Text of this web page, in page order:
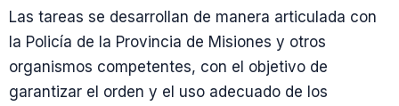
Las tareas se desarrollan de manera articulada con
la Policía de la Provincia de Misiones y otros
organismos competentes, con el objetivo de
garantizar el orden y el uso adecuado de los